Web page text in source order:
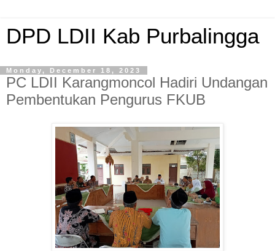
DPD LDII Kab Purbalingga
Monday, December 18, 2023
PC LDII Karangmoncol Hadiri Undangan
Pembentukan Pengurus FKUB